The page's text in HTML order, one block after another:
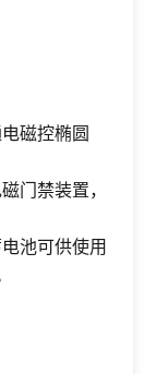
磁控椭圆
门禁装置，
池可供使用